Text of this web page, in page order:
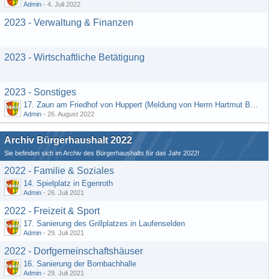
Admin - 4. Juli 2022
2023 - Verwaltung & Finanzen
2023 - Wirtschaftliche Betätigung
2023 - Sonstiges
17. Zaun am Friedhof von Huppert (Meldung von Herrn Hartmut Bender)
Admin - 26. August 2022
Archiv Bürgerhaushalt 2022
Sie befinden sich im Archiv des Bürgerhaushalts für das Jahr 2022!
2022 - Familie & Soziales
14. Spielplatz in Egenroth
Admin - 26. Juli 2021
2022 - Freizeit & Sport
17. Sanierung des Grillplatzes in Laufenselden
Admin - 29. Juli 2021
2022 - Dorfgemeinschaftshäuser
16. Sanierung der Bornbachhalle
Admin - 29. Juli 2021